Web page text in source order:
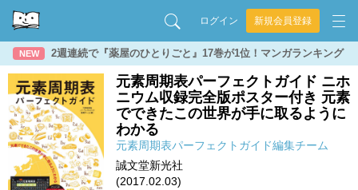
ログイン 新規会員登録
NEW 2週連続で『薬屋のひとりごと』17巻が1位！マンガランキング
元素周期表パーフェクトガイド ニホ
ニウム収録完全版ポスター付き 元素
でできたこの世界が手に取るように
わかる
元素周期表パーフェクトガイド編集チーム
誠文堂新光社
(2017.02.03)